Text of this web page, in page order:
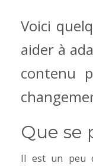
Voici
aider à
contenu
Que se
Il est un peu